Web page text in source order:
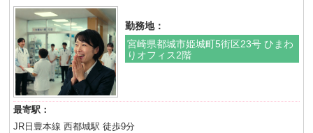
勤務地：
宮崎県都城市姫城町5街区23号 ひまわ
りオフィス2階
最寄駅：
JR日豊本線 西都城駅 徒歩9分